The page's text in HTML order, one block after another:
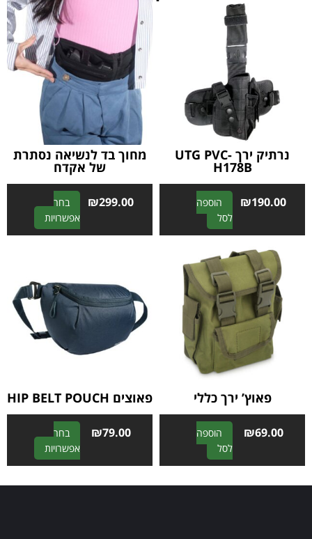
נרתיק ירך UTG PVC-
H178B
₪190.00
הוספה
לסל
A
l
e
r
n
a
e
מחוך בד לנשיאה נסתרת
של אקדח
₪299.00
בחר
אפשרויות
l
r
n
t
i
פאוץ’ ירך כללי
₪69.00
הוספה
לסל
A
l
פאוצים HIP BELT POUCH
₪79.00
בחר
אפשרויות
l